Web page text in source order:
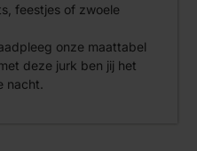
feestjes of zwoele
onze maattabel
deze jurk ben jij het
nacht.